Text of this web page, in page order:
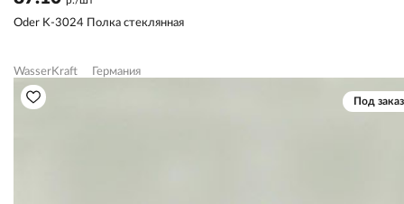
Oder K-3024 Полка стеклянная
WasserKraft Германия
Под заказ